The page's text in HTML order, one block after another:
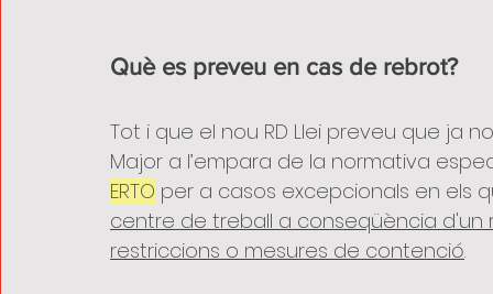
Què es preveu en cas de rebrot?
Tot i que el nou RD Llei preveu que ja
Major a l’empara de la normativa
ERTO per a casos excepcionals en els
centre de treball a conseqüència
restriccions o mesures de contenció.